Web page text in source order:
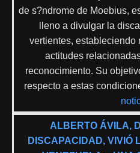
de s?ndrome de Moebius,
lleno a divulgar la
vertientes, estableciendo
actitudes
reconocimiento. Su
respecto a estas
ALBERTO ÁVILA,
DISCAPACIDAD, VIVIÓ